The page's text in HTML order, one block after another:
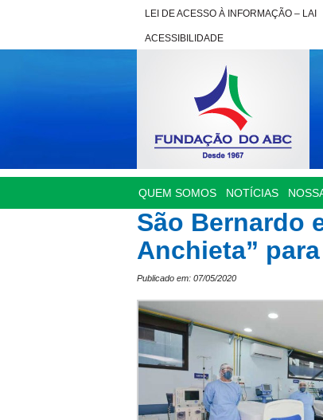
LEI DE ACESSO À INFORMAÇÃO – LAI
ACESSIBILIDADE
QUEM SOMOS NOTÍCIAS
São Bernardo
Anchieta”
Publicado em: 07/05/2020